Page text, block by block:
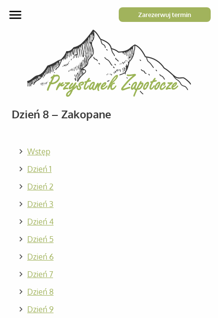
Zarezerwuj termin
Dzień 8 – Zakopane
Wstęp
Dzień 1
Dzień 2
Dzień 3
Dzień 4
Dzień 5
Dzień 6
Dzień 7
Dzień 8
Dzień 9